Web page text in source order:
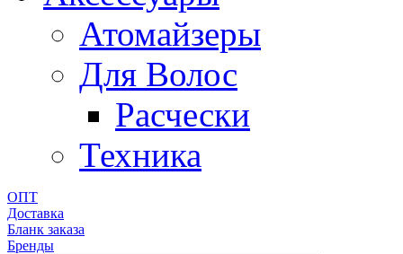
Атомайзеры
Для Волос
Расчески
Техника
ОПТ
Доставка
Бланк заказа
Бренды